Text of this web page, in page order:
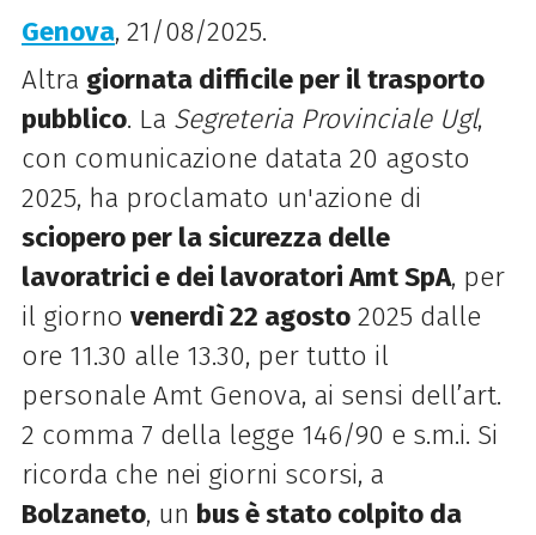
Genova, 21/08/2025.
Altra giornata difficile per il trasporto
pubblico. La Segreteria Provinciale Ugl,
con comunicazione datata 20 agosto
2025, ha proclamato un'azione di
sciopero per la sicurezza delle
lavoratrici e dei lavoratori Amt SpA, per
il giorno venerdì 22 agosto2025 dalle
ore 11.30 alle 13.30, per tutto il
personale Amt Genova, ai sensi dell’art.
2 comma 7 della legge 146/90 e s.m.i. Si
ricorda che nei giorni scorsi, a
Bolzaneto, un bus è stato colpito da